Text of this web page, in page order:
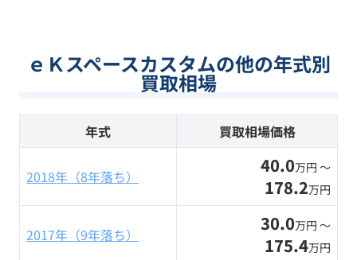
ｅＫスペースカスタムの他の年式別
買取相場
年式 買取相場価格
2018年（8年落ち） 40.0万円 〜
178.2万円
2017年（9年落ち） 30.0万円 〜
175.4万円